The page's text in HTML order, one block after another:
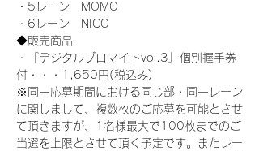
・5レーン　MOMO
・6レーン　NICO
◆販売商品
・『デジタルブロマイドvol.3』個別握手券
付・・・1,650円(税込み)
※同一応募期間における同じ部・同一レーン
に関しまして、複数枚のご応募を可能とさせ
て頂きますが、1名様最大で100枚までのご
当選を上限とさせて頂く予定です。またレー